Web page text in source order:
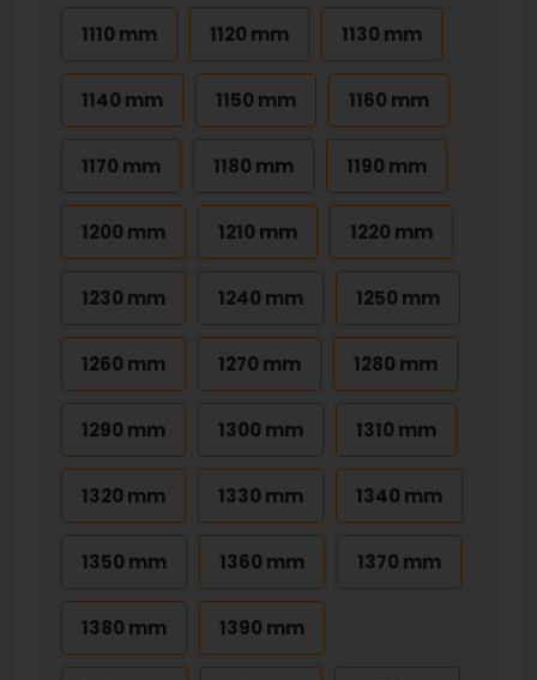
1110 mm 1120 mm 1130 mm
1140 mm 1150 mm 1160 mm
1170 mm 1180 mm 1190 mm
1200 mm 1210 mm 1220 mm
1230 mm 1240 mm 1250 mm
1260 mm 1270 mm 1280 mm
1290 mm 1300 mm 1310 mm
1320 mm 1330 mm 1340 mm
1350 mm 1360 mm 1370 mm
1380 mm 1390 mm